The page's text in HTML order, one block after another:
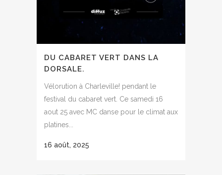
DU CABARET VERT DANS LA
DORSALE.
Vélorution à Charleville! pendant le
festival du cabaret vert. Ce samedi 16
aout 25 avec MC danse pour le climat aux
platines...
16 août, 2025